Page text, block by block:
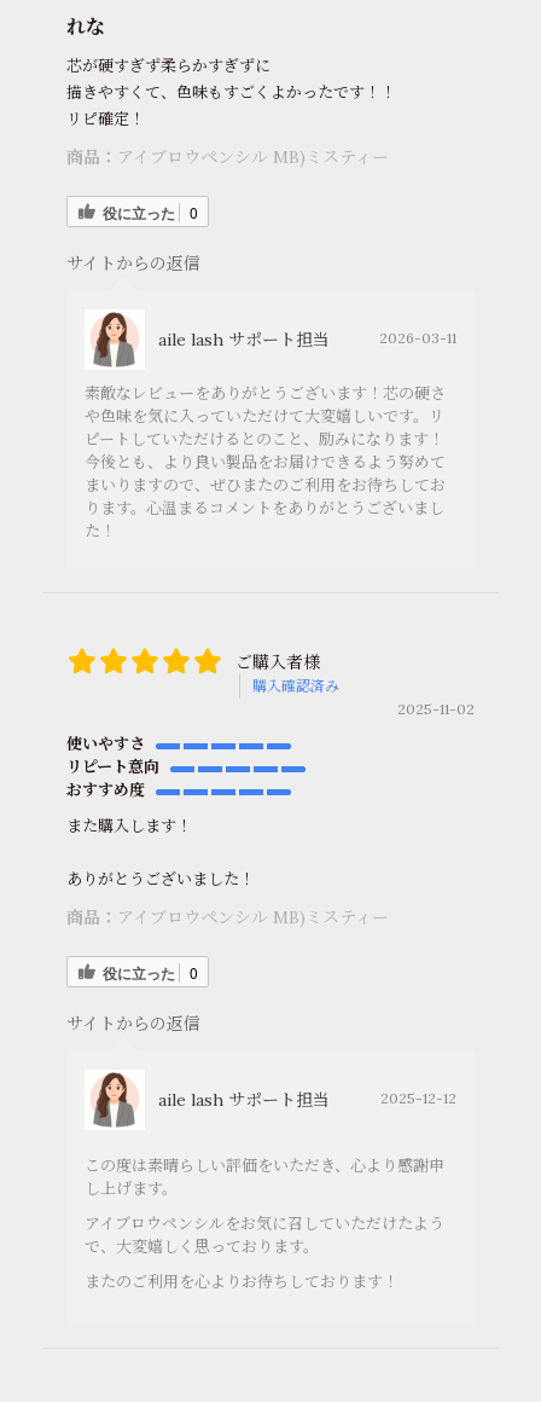
れな
芯が硬すぎず柔らかすぎずに
描きやすくて、色味もすごくよかったです！！
リピ確定！
商品： アイブロウペンシル MB)ミスティー
役に立った 0
サイトからの返信
aile lash サポート担当 2026-03-11
素敵なレビューをありがとうございます！芯の硬さ
や色味を気に入っていただけて大変嬉しいです。リ
ピートしていただけるとのこと、励みになります！
今後とも、より良い製品をお届けできるよう努めて
まいりますので、ぜひまたのご利用をお待ちしてお
ります。心温まるコメントをありがとうございまし
た！
ご購入者様
購入確認済み
2025-11-02
使いやすさ
リピート意向
おすすめ度
また購入します！
ありがとうございました！
商品： アイブロウペンシル MB)ミスティー
役に立った 0
サイトからの返信
aile lash サポート担当 2025-12-12
この度は素晴らしい評価をいただき、心より感謝申
し上げます。
アイブロウペンシルをお気に召していただけたよう
で、大変嬉しく思っております。
またのご利用を心よりお待ちしております！